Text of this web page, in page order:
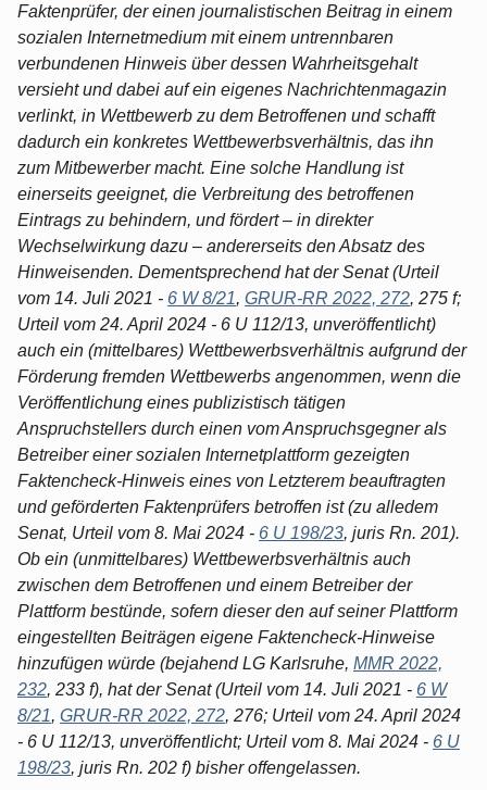
Faktenprüfer, der einen journalistischen Beitrag in einem
sozialen Internetmedium mit einem untrennbaren
verbundenen Hinweis über dessen Wahrheitsgehalt
versieht und dabei auf ein eigenes Nachrichtenmagazin
verlinkt, in Wettbewerb zu dem Betroffenen und schafft
dadurch ein konkretes Wettbewerbsverhältnis, das ihn
zum Mitbewerber macht. Eine solche Handlung ist
einerseits geeignet, die Verbreitung des betroffenen
Eintrags zu behindern, und fördert – in direkter
Wechselwirkung dazu – andererseits den Absatz des
Hinweisenden. Dementsprechend hat der Senat (Urteil
vom 14. Juli 2021 - 6 W 8/21, GRUR-RR 2022, 272, 275 f;
Urteil vom 24. April 2024 - 6 U 112/13, unveröffentlicht)
auch ein (mittelbares) Wettbewerbsverhältnis aufgrund der
Förderung fremden Wettbewerbs angenommen, wenn die
Veröffentlichung eines publizistisch tätigen
Anspruchstellers durch einen vom Anspruchsgegner als
Betreiber einer sozialen Internetplattform gezeigten
Faktencheck-Hinweis eines von Letzterem beauftragten
und geförderten Faktenprüfers betroffen ist (zu alledem
Senat, Urteil vom 8. Mai 2024 - 6 U 198/23, juris Rn. 201).
Ob ein (unmittelbares) Wettbewerbsverhältnis auch
zwischen dem Betroffenen und einem Betreiber der
Plattform bestünde, sofern dieser den auf seiner Plattform
eingestellten Beiträgen eigene Faktencheck-Hinweise
hinzufügen würde (bejahend LG Karlsruhe, MMR 2022,
232, 233 f), hat der Senat (Urteil vom 14. Juli 2021 - 6 W
8/21, GRUR-RR 2022, 272, 276; Urteil vom 24. April 2024
- 6 U 112/13, unveröffentlicht; Urteil vom 8. Mai 2024 - 6 U
198/23, juris Rn. 202 f) bisher offengelassen.